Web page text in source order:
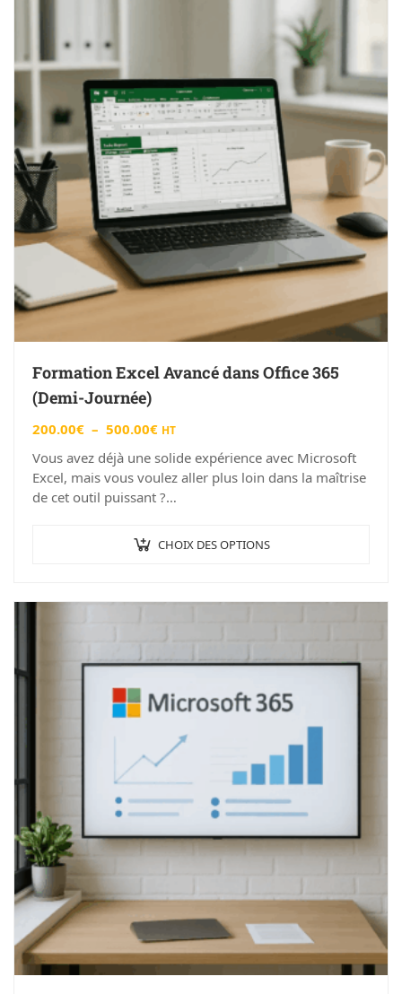
Formation Excel Avancé dans Office 365
(Demi-Journée)
200.00€ – 500.00€ HT
Vous avez déjà une solide expérience avec Microsoft
Excel, mais vous voulez aller plus loin dans la maîtrise
de cet outil puissant ?
CHOIX DES OPTIONS